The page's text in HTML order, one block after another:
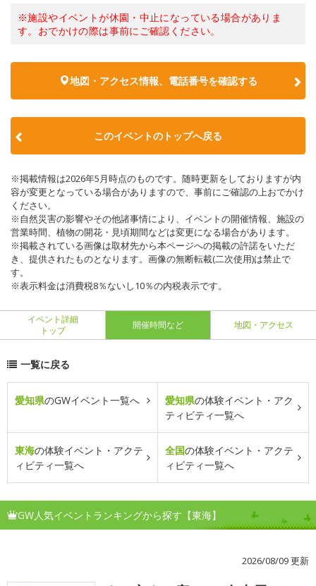
※施設やイベントが休園・中止になっている場合がありま
す。おでかけの際は事前にご確認ください。
地図・アクセス情報、電話番号を確認する
このイベントのトップへ戻る
※掲載情報は2026年5月時点のものです。随時更新をしておりますが内
容が変更となっている場合がありますので、事前にご確認の上おでかけ
ください。
※自然災害の影響やその他諸事情により、イベントの開催情報、施設の
営業時間、植物の開花・見頃期間などは変更になる場合があります。
※掲載されている画像は取材先から本ページへの掲載の許諾をいただ
き、提供されたものとなります。画像の無断転載(二次使用)は禁止で
す。
※表示料金は消費税8％ないし10％の内税表示です。
イベント詳細
トップ
開催時間など 地図・アクセス
一覧に戻る
愛知県のGWイベント一覧へ 愛知県の体験イベント・アク
ティビティ一覧へ
東海の体験イベント・アクテ
ィビティ一覧へ
全国の体験イベント・アクテ
ィビティ一覧へ
GW人気イベントランキングから探す【東海】
2026/08/09 更新